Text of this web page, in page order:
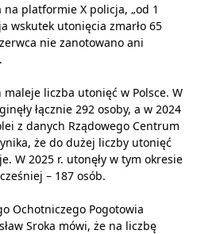
na platformie X policja, „od 1
wskutek utonięcia zmarło 65
nie zanotowano ani
liczba utonięć w Polsce. W
łącznie 292 osoby, a w 2024
z danych Rządowego Centrum
że do dużej liczby utonięć
W 2025 r. utonęły w tym okresie
– 187 osób.
Ochotniczego Pogotowia
Sroka mówi, że na liczbę